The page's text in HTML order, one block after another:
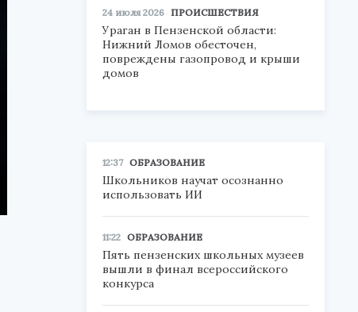
24 июля 2026 ПРОИСШЕСТВИЯ
Ураган в Пензенской области:
Нижний Ломов обесточен,
повреждены газопровод и крыши
домов
12:37 ОБРАЗОВАНИЕ
Школьников научат осознанно
использовать ИИ
11:22 ОБРАЗОВАНИЕ
Пять пензенских школьных музеев
вышли в финал всероссийского
конкурса